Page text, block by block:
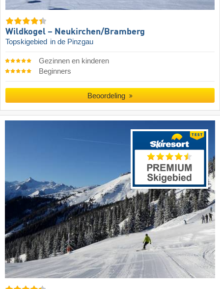
Wildkogel – Neukirchen/​Bramberg
Topskigebied in de Pinzgau
Gezinnen en kinderen
Beginners
Beoordeling